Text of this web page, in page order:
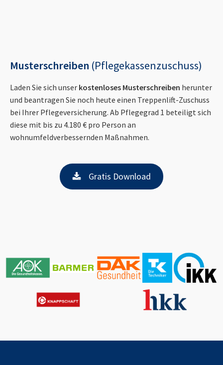
Musterschreiben (Pflegekassenzuschuss)
Laden Sie sich unser kostenloses Musterschreiben herunter
und beantragen Sie noch heute einen Treppenlift-Zuschuss
bei Ihrer Pflegeversicherung. Ab Pflegegrad 1 beteiligt sich
diese mit bis zu 4.180 € pro Person an
wohnumfeldverbessernden Maßnahmen.
Gratis Download